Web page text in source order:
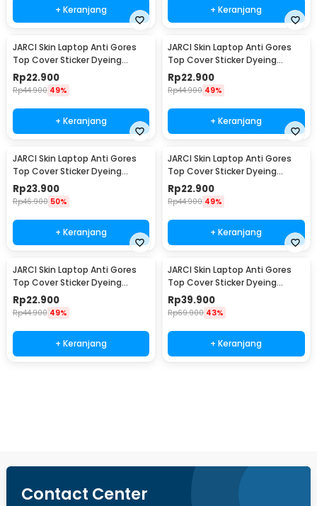
+ Keranjang + Keranjang
JARCI Skin Laptop Anti Gores
Top Cover Sticker Dyeing
Process 14C MacBook Pro 16 -
JR-14
Rp22.900
Rp44.900 49%
+ Keranjang
JARCI Skin Laptop Anti Gores
Top Cover Sticker Dyeing
Process 14C MacBook Air 15 -
JR-14
Rp22.900
Rp44.900 49%
+ Keranjang
JARCI Skin Laptop Anti Gores
Top Cover Sticker Dyeing
Process 14C MacBook Air 13 -
JR-14
Rp23.900
Rp46.900 50%
+ Keranjang
JARCI Skin Laptop Anti Gores
Top Cover Sticker Dyeing
Process 18C MacBook Pro 16 -
JR-18
Rp22.900
Rp44.900 49%
+ Keranjang
JARCI Skin Laptop Anti Gores
Top Cover Sticker Dyeing
Process 18C MacBook Air 15 -
JR-18
Rp22.900
Rp44.900 49%
+ Keranjang
JARCI Skin Laptop Anti Gores
Top Cover Sticker Dyeing
Process 18C MacBook Air 13 -
JR-18
Rp39.900
Rp69.900 43%
+ Keranjang
Contact Center